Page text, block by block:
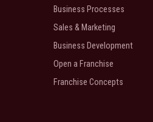
Business Processes
Sales & Marketing
Business Development
Open a Franchise
Franchise Concepts